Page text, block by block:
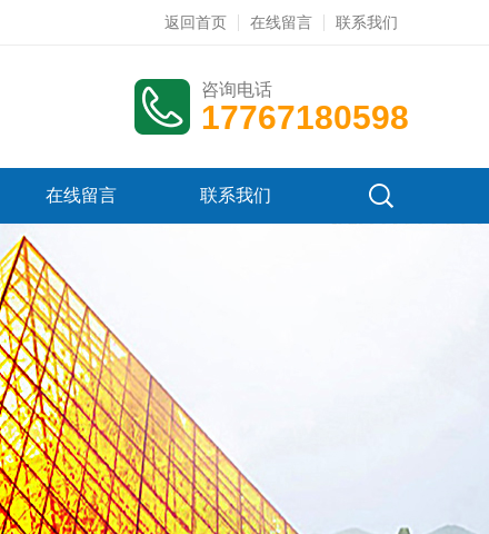
返回首页 在线留言 联系我们
咨询电话
17767180598
在线留言 联系我们